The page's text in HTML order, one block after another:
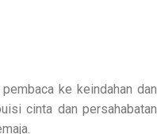
ke keindahan dan
cinta dan persahabatan